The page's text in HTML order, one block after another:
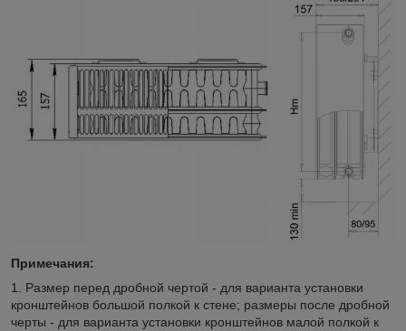
Примечания:
1. Размер перед дробной чертой - для варианта установки
кронштейнов большой полкой к стене; размеры после дробной
черты - для варианта установки кронштейнов малой полкой к